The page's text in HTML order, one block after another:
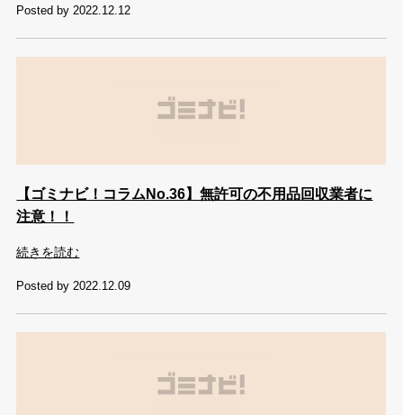
Posted by 2022.12.12
【ゴミナビ！コラムNo.36】無許可の不用品回収業者に
注意！！
続きを読む
Posted by 2022.12.09